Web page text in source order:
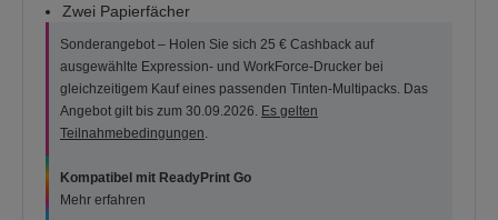
Zwei Papierfächer
Sonderangebot – Holen Sie sich 25 € Cashback auf
ausgewählte Expression- und WorkForce-Drucker bei
gleichzeitigem Kauf eines passenden Tinten-Multipacks. Das
Angebot gilt bis zum 30.09.2026. Es gelten
Teilnahmebedingungen.
Kompatibel mit ReadyPrint Go
Mehr erfahren